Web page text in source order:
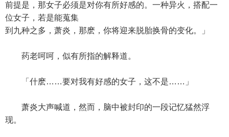
前提是，那女子必须是对你有所好感的。一种异火，搭配一
位女子，若是能蒐集
到九种之多，萧炎，那麽，你将迎来脱胎换骨的变化。」
药老呵呵，似有所指的解释道。
「什麽……要对我有好感的女子，这不是……」
萧炎大声喊道，然而，脑中被封印的一段记忆猛然浮
现。